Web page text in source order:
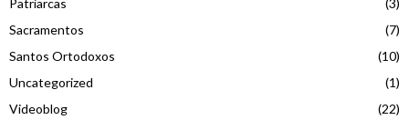
Sacramentos
(7)
Santos Ortodoxos
(10)
Uncategorized
(1)
Videoblog
(22)